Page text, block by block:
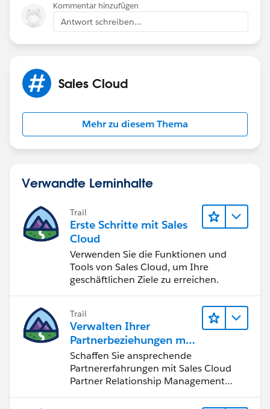
Kommentar hinzufügen
Antwort schreiben...
Sales Cloud
Mehr zu diesem Thema
Verwandte Lerninhalte
Trail
Erste Schritte mit Sales
Cloud
Verwenden Sie die Funktionen und
Tools von Sales Cloud, um Ihre
geschäftlichen Ziele zu erreichen.
Trail
Verwalten Ihrer
Partnerbeziehungen mit
Sales Cloud PRM
Schaffen Sie ansprechende
Partnererfahrungen mit Sales Cloud
Partner Relationship Management